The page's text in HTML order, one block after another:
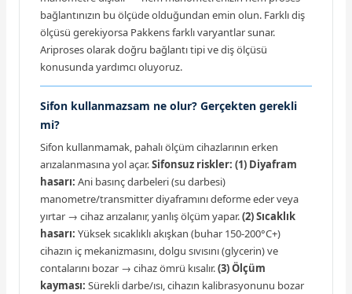
bağlantınızın bu ölçüde olduğundan emin olun. Farklı diş
ölçüsü gerekiyorsa Pakkens farklı varyantlar sunar.
Ariproses olarak doğru bağlantı tipi ve diş ölçüsü
konusunda yardımcı oluyoruz.
Sifon kullanmazsam ne olur? Gerçekten gerekli
mi?
Sifon kullanmamak, pahalı ölçüm cihazlarının erken
arızalanmasına yol açar.Sifonsuz riskler: (1) Diyafram
hasarı: Ani basınç darbeleri (su darbesi)
manometre/transmitter diyaframını deforme eder veya
yırtar → cihaz arızalanır, yanlış ölçüm yapar.(2) Sıcaklık
hasarı: Yüksek sıcaklıklı akışkan (buhar 150-200°C+)
cihazın iç mekanizmasını, dolgu sıvısını (glycerin) ve
contalarını bozar → cihaz ömrü kısalır.(3) Ölçüm
kayması: Sürekli darbe/ısı, cihazın kalibrasyonunu bozar